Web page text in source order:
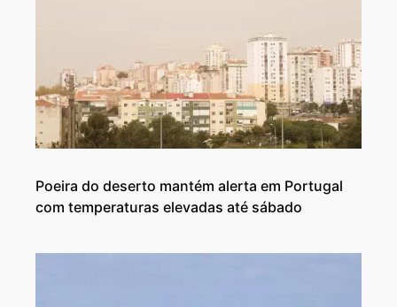
Poeira do deserto mantém alerta em Portugal
com temperaturas elevadas até sábado